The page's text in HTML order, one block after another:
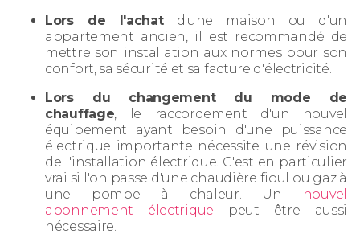
Lors de l'achatd'une maison ou d'un
appartement ancien, il est recommandé de
mettre son installation aux normes pour son
confort, sa sécurité et sa facture d'électricité.
Lors du changement du mode de
chauffage , le raccordement d'un nouvel
équipement ayant besoin d'une puissance
électrique importante nécessite une révision
de l'installation électrique. C'est en particulier
vrai si l'on passe d'une chaudière fioul ou gaz à
une pompe à chaleur. Un
nouvel
abonnement électrique peut être aussi
nécessaire.